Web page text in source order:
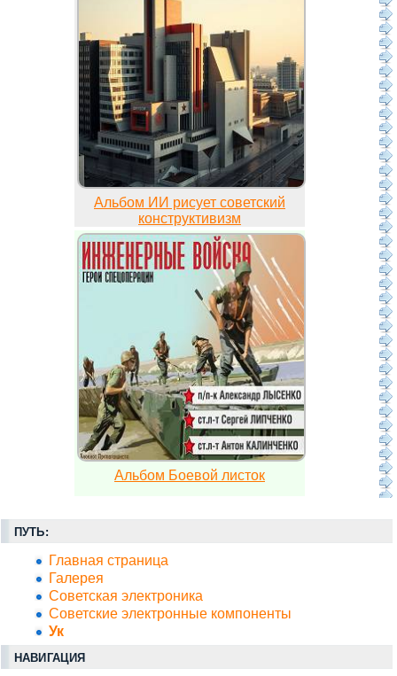
Альбом ИИ рисует советский
конструктивизм
Альбом Боевой листок
ПУТЬ:
Главная страница
Галерея
Советская электроника
Советские электронные компоненты
Ук
НАВИГАЦИЯ